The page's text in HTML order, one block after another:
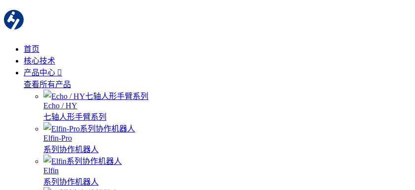
首页
核心技术
产品中心
查看所有产品
Echo / HY
七轴人形手臂系列
Elfin-Pro
系列协作机器人
Elfin
系列协作机器人